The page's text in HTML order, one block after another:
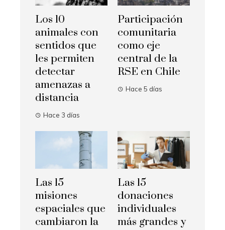
Los 10
animales con
sentidos que
les permiten
detectar
amenazas a
distancia
Hace 3 días
Participación
comunitaria
como eje
central de la
RSE en Chile
Hace 5 días
Las 15
misiones
espaciales que
cambiaron la
Las 15
donaciones
individuales
más grandes y